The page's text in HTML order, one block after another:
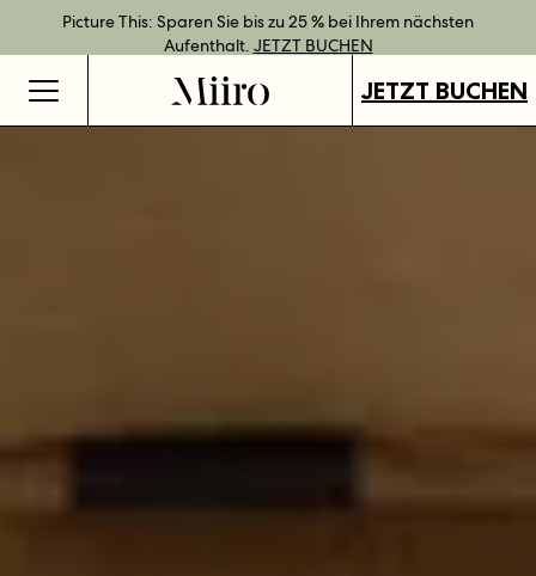
Picture This: Sparen Sie bis zu 25 % bei Ihrem nächsten
Aufenthalt. JETZT BUCHEN
Direkt buchen und Vorteile mit unseren flexiblen Tarifen
genießen.MEHR ERFAHREN
Geschenkgutscheine jetzt an all unseren Standorten verfügbar.
GUTSCHEINE KAUFEN
Bestpreisgarantie bei Direktbuchung.JETZT BUCHEN
JETZT BUCHEN